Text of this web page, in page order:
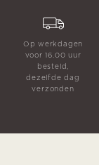
Op werkdagen
voor 16.00 uur
besteld,
dezelfde dag
verzonden